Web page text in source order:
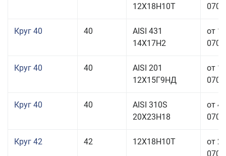
12Х18Н10Т
Круг 40 40
AISI 431
14Х17Н2
от
Круг 40 40
AISI 201
12Х15Г9НД
от
Круг 40 40
AISI 310S
20Х23Н18
от
Круг 42 42 12Х18Н10Т
от